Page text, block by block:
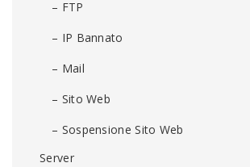
– FTP
– IP Bannato
– Mail
– Sito Web
– Sospensione Sito Web
Server